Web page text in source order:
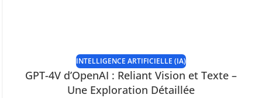
INTELLIGENCE ARTIFICIELLE (IA)
GPT-4V d’OpenAI : Reliant Vision et Texte –
Une Exploration Détaillée